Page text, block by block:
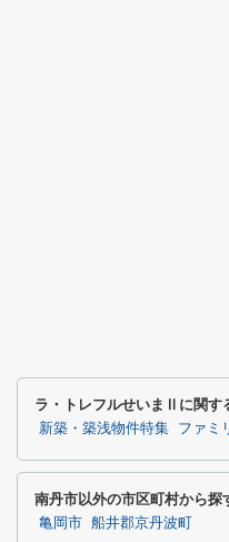
ラ・トレフルせいまⅡに関す
新築・築浅物件特集 ファミ
南丹市以外の市区町村から探
亀岡市 船井郡京丹波町